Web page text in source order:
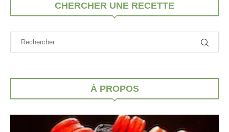
CHERCHER UNE RECETTE
À PROPOS